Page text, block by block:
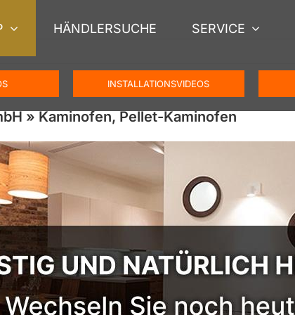
HÄNDLERSUCHE SERVICE
INSTALLATIONSVIDEOS
» Kaminofen, Pellet-Kaminofen